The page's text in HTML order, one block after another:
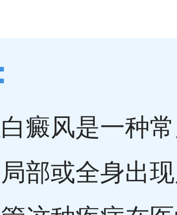
癜风是一种
部或全身出